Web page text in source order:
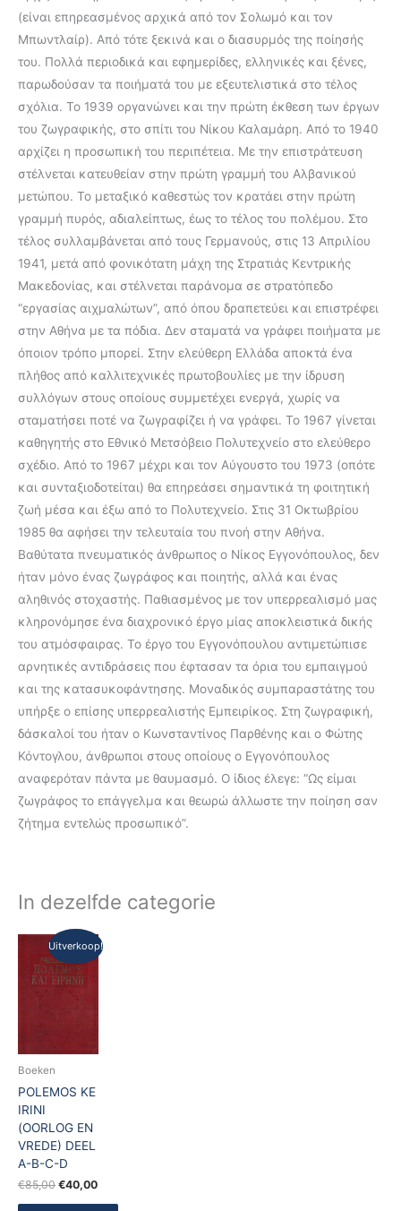
(είναι επηρεασμένος αρχικά από τον Σολωμό και τον
Μπωντλαίρ). Από τότε ξεκινά και ο διασυρμός της ποίησής
του. Πολλά περιοδικά και εφημερίδες, ελληνικές και ξένες,
παρωδούσαν τα ποιήματά του με εξευτελιστικά στο τέλος
σχόλια. Το 1939 οργανώνει και την πρώτη έκθεση των έργων
του ζωγραφικής, στο σπίτι του Νίκου Καλαμάρη. Από το 1940
αρχίζει η προσωπική του περιπέτεια. Με την επιστράτευση
στέλνεται κατευθείαν στην πρώτη γραμμή του Αλβανικού
μετώπου. Το μεταξικό καθεστώς τον κρατάει στην πρώτη
γραμμή πυρός, αδιαλείπτως, έως το τέλος του πολέμου. Στο
τέλος συλλαμβάνεται από τους Γερμανούς, στις 13 Απριλίου
1941, μετά από φονικότατη μάχη της Στρατιάς Κεντρικής
Μακεδονίας, και στέλνεται παράνομα σε στρατόπεδο
“εργασίας αιχμαλώτων”, από όπου δραπετεύει και επιστρέφει
στην Αθήνα με τα πόδια. Δεν σταματά να γράφει ποιήματα με
όποιον τρόπο μπορεί. Στην ελεύθερη Ελλάδα αποκτά ένα
πλήθος από καλλιτεχνικές πρωτοβουλίες με την ίδρυση
συλλόγων στους οποίους συμμετέχει ενεργά, χωρίς να
σταματήσει ποτέ να ζωγραφίζει ή να γράφει. Το 1967 γίνεται
καθηγητής στο Εθνικό Μετσόβειο Πολυτεχνείο στο ελεύθερο
σχέδιο. Από το 1967 μέχρι και τον Αύγουστο του 1973 (οπότε
και συνταξιοδοτείται) θα επηρεάσει σημαντικά τη φοιτητική
ζωή μέσα και έξω από το Πολυτεχνείο. Στις 31 Οκτωβρίου
1985 θα αφήσει την τελευταία του πνοή στην Αθήνα.
Βαθύτατα πνευματικός άνθρωπος ο Νίκος Εγγονόπουλος, δεν
ήταν μόνο ένας ζωγράφος και ποιητής, αλλά και ένας
αληθινός στοχαστής. Παθιασμένος με τον υπερρεαλισμό μας
κληρονόμησε ένα διαχρονικό έργο μίας αποκλειστικά δικής
του ατμόσφαιρας. Το έργο του Εγγονόπουλου αντιμετώπισε
αρνητικές αντιδράσεις που έφτασαν τα όρια του εμπαιγμού
και της κατασυκοφάντησης. Μοναδικός συμπαραστάτης του
υπήρξε ο επίσης υπερρεαλιστής Εμπειρίκος. Στη ζωγραφική,
δάσκαλοί του ήταν ο Κωνσταντίνος Παρθένης και ο Φώτης
Κόντογλου, άνθρωποι στους οποίους ο Εγγονόπουλος
αναφερόταν πάντα με θαυμασμό. Ο ίδιος έλεγε: “Ως είμαι
ζωγράφος το επάγγελμα και θεωρώ άλλωστε την ποίηση σαν
ζήτημα εντελώς προσωπικό”.
In dezelfde categorie
Uitverkoop!
Boeken
POLEMOS KE
IRINI
(OORLOG EN
VREDE) DEEL
A-B-C-D
€85,00
Oorspronkelijke
was:
€85,00.
€40,00
Huidige
prijs